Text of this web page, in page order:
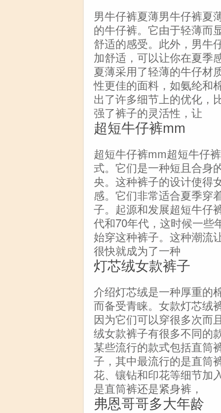
男牛仔裤夏薄男牛仔裤夏
的牛仔裤。它由于轻薄而
舒适的感受。此外，男牛
加舒适，可以让你在夏季
夏薄采用了轻薄的牛仔材
性更佳的面料，如氨纶和
出了许多细节上的优化，
强了裤子的灵活性，让
超短牛仔裤mm
超短牛仔裤mm超短牛仔
式。它们是一种短且合身
央。这种裤子的设计使得
感。它们非常适合夏季穿
子。起源和发展超短牛仔
代和70年代，这时候一些
始穿这种裤子。这种潮流
很快就成为了一种
灯芯绒女款裤子
介绍灯芯绒是一种厚重的
而备受青睐。女款灯芯绒
因为它们可以穿很多次而
绒女款裤子有很多不同的
某些流行的款式包括直筒
子，其中最流行的是直筒
花、镶钻和印花等细节加
是直筒裤还是紧身裤，
弗恩哥哥多大年龄